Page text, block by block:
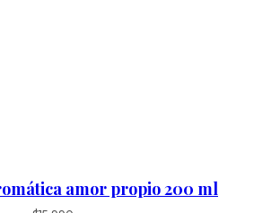
amor propio 200 ml